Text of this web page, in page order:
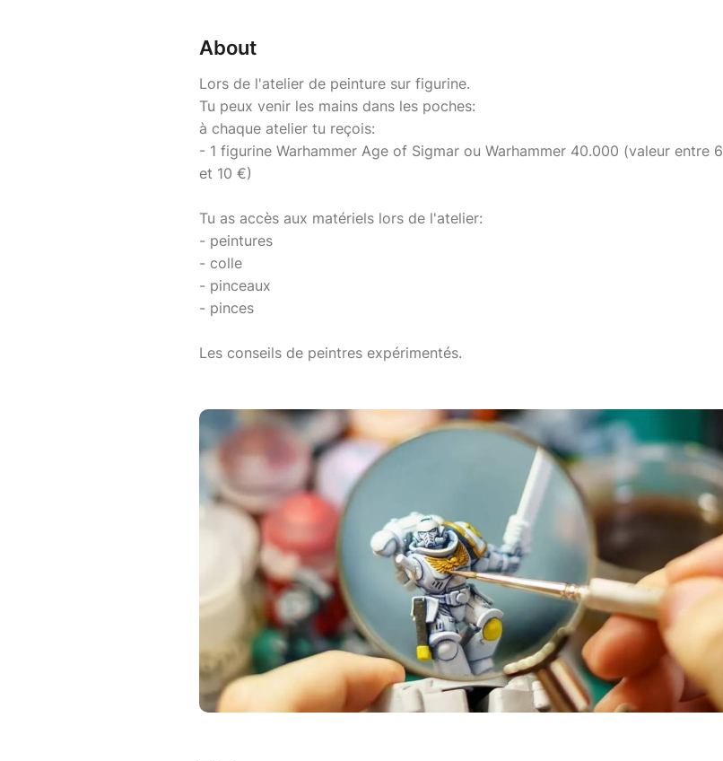
About
Lors de l'atelier de peinture sur figurine.
Tu peux venir les mains dans les poches:
à chaque atelier tu reçois:
- 1 figurine Warhammer Age of Sigmar ou Warhammer 40.000 (valeur entre 6
et 10 €)
Tu as accès aux matériels lors de l'atelier:
- peintures
- colle
- pinceaux
- pinces
Les conseils de peintres expérimentés.